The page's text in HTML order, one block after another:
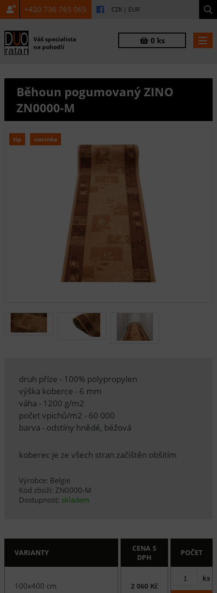
+420 736 765 065 CZK | EUR
Váš specialista
na pohodlí
0 ks
Běhoun pogumovaný ZINO
ZN0000-M
tip novinka
druh příze - 100% polypropylen
výška koberce - 6 mm
váha - 1200 g/m2
počet vpichů/m2 - 60 000
barva - odstíny hnědé, béžová
koberec je ze všech stran začištěn obšitím
Výrobce: Belgie
Kód zboží: ZN0000-M
Dostupnost: skladem
VARIANTY
CENA S
DPH
POČET
100x400 cm 2 060 Kč
ks